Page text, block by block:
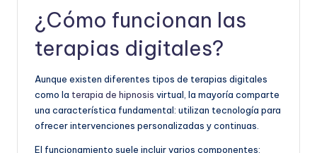
¿Cómo funcionan las
terapias digitales?
Aunque existen diferentes tipos de terapias digitales
como la terapia de hipnosis virtual, la mayoría comparte
una característica fundamental: utilizan tecnología para
ofrecer intervenciones personalizadas y continuas.
El funcionamiento suele incluir varios componentes: